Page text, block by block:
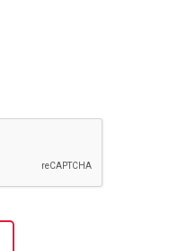
genommen und